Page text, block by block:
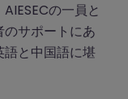
の一員と
サポートにあ
と中国語に堪